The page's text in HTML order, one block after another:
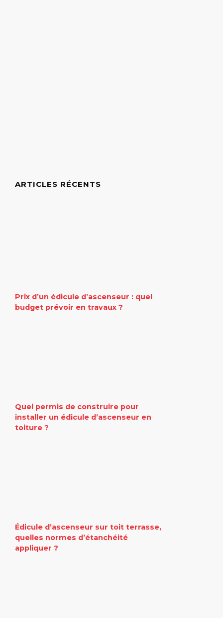
ARTICLES RÉCENTS
Prix d’un édicule d’ascenseur : quel
budget prévoir en travaux ?
Quel permis de construire pour
installer un édicule d’ascenseur en
toiture ?
Édicule d’ascenseur sur toit terrasse,
quelles normes d’étanchéité
appliquer ?